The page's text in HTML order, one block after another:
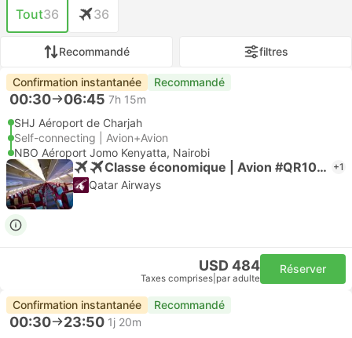
Tout36 36
Recommandé filtres
Confirmation instantanée Recommandé
00:30 06:45 7h 15m
SHJ Aéroport de Charjah
Self-connecting | Avion+Avion
NBO Aéroport Jomo Kenyatta, Nairobi
Classe économique | Avion #QR1059 +1
Qatar Airways
USD 484
Taxes comprises par adulte
Réserver
Confirmation instantanée Recommandé
00:30 23:50 1j 20m